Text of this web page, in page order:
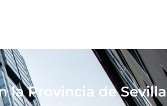
la Provincia de Sevilla